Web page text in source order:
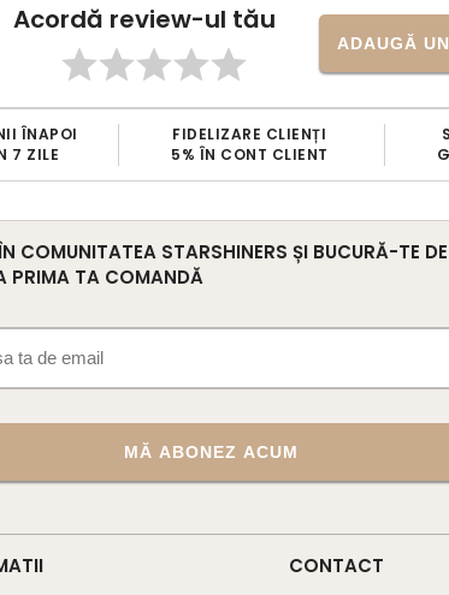
Acordă review-ul tău
ADAUGĂ
ÎNAPOI
7 ZILE
FIDELIZARE CLIENȚI
5% ÎN CONT CLIENT
COMUNITATEA STARSHINERS ȘI BUCURĂ-TE DE
PRIMA TA COMANDĂ
MĂ ABONEZ ACUM
CONTACT